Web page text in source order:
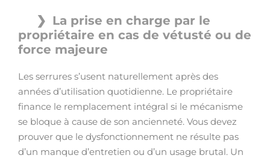
La prise en charge par le
propriétaire en cas de vétusté ou de
force majeure
Les serrures s’usent naturellement après des
années d’utilisation quotidienne. Le propriétaire
finance le remplacement intégral si le mécanisme
se bloque à cause de son ancienneté. Vous devez
prouver que le dysfonctionnement ne résulte pas
d’un manque d’entretien ou d’un usage brutal. Un